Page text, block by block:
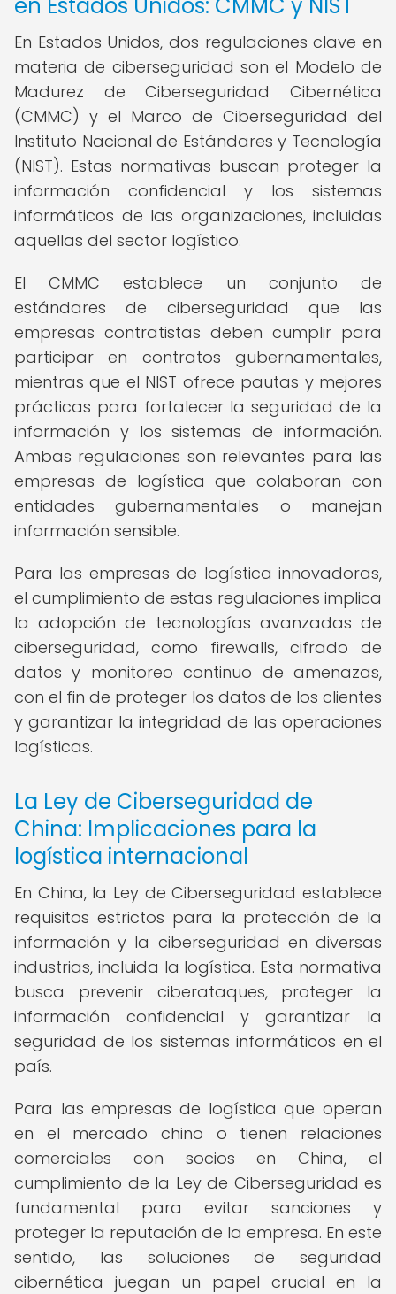
En Estados Unidos, dos regulaciones clave en
materia de ciberseguridad son el Modelo de
Madurez de Ciberseguridad Cibernética
(CMMC) y el Marco de Ciberseguridad del
Instituto Nacional de Estándares y Tecnología
(NIST). Estas normativas buscan proteger la
información confidencial y los sistemas
informáticos de las organizaciones, incluidas
aquellas del sector logístico.
El CMMC establece un conjunto de
estándares de ciberseguridad que las
empresas contratistas deben cumplir para
participar en contratos gubernamentales,
mientras que el NIST ofrece pautas y mejores
prácticas para fortalecer la seguridad de la
información y los sistemas de información.
Ambas regulaciones son relevantes para las
empresas de logística que colaboran con
entidades gubernamentales o manejan
información sensible.
Para las empresas de logística innovadoras,
el cumplimiento de estas regulaciones implica
la adopción de tecnologías avanzadas de
ciberseguridad, como firewalls, cifrado de
datos y monitoreo continuo de amenazas,
con el fin de proteger los datos de los clientes
y garantizar la integridad de las operaciones
logísticas.
La Ley de Ciberseguridad de
China: Implicaciones para la
logística internacional
En China, la Ley de Ciberseguridad establece
requisitos estrictos para la protección de la
información y la ciberseguridad en diversas
industrias, incluida la logística. Esta normativa
busca prevenir ciberataques, proteger la
información confidencial y garantizar la
seguridad de los sistemas informáticos en el
país.
Para las empresas de logística que operan
en el mercado chino o tienen relaciones
comerciales con socios en China, el
cumplimiento de la Ley de Ciberseguridad es
fundamental para evitar sanciones y
proteger la reputación de la empresa. En este
sentido, las soluciones de seguridad
cibernética juegan un papel crucial en la